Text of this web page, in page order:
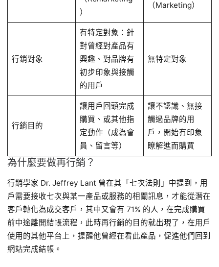
）
（Marketing）
行銷對象
有特定對象：針
對曾經對產品有
興趣、對品牌有
初步印象與接觸
的用戶
無特定對象
行銷目的
讓用戶回頭完成
購買、或其他指
定動作（成為會
員、留言等）
讓不認識、無接
觸過品牌的用
戶，開始有印象
瞭解進而購買
為什麼要做再行銷？
行銷學家 Dr. Jeffrey Lant 曾在其「七次法則」中提到，用
戶需要接收七次與某一產品或服務的相關訊息，才能從潛在
客戶轉化為成交客戶，其中又會有 71% 的人，在完成購買
前中途離開結帳流程，此時再行銷的目的就出現了，在用戶
使用的其他平台上，提醒他曾經在看此產品，促進他們回到
網站完成結帳。